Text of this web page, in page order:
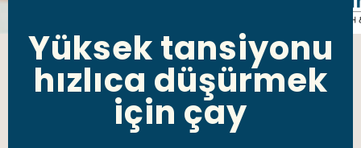
Yüksek tansiyonu
hızlıca düşürmek
için çay